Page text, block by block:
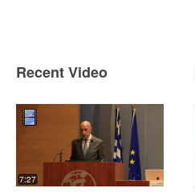
Recent Video
7:27